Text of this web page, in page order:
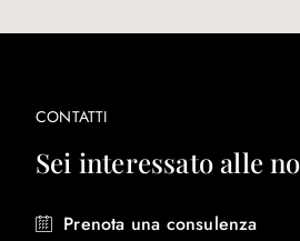
CONTATTI
Sei interessato alle
Prenota una consulenza